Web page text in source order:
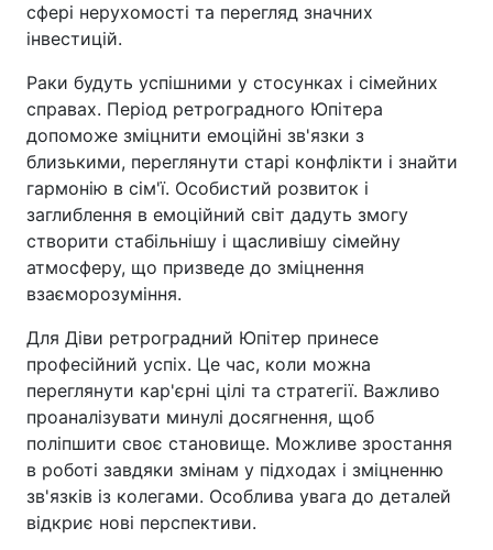
сфері нерухомості та перегляд значних
інвестицій.
Раки будуть успішними у стосунках і сімейних
справах. Період ретроградного Юпітера
допоможе зміцнити емоційні зв'язки з
близькими, переглянути старі конфлікти і знайти
гармонію в сім'ї. Особистий розвиток і
заглиблення в емоційний світ дадуть змогу
створити стабільнішу і щасливішу сімейну
атмосферу, що призведе до зміцнення
взаєморозуміння.
Для Діви ретроградний Юпітер принесе
професійний успіх. Це час, коли можна
переглянути кар'єрні цілі та стратегії. Важливо
проаналізувати минулі досягнення, щоб
поліпшити своє становище. Можливе зростання
в роботі завдяки змінам у підходах і зміцненню
зв'язків із колегами. Особлива увага до деталей
відкриє нові перспективи.